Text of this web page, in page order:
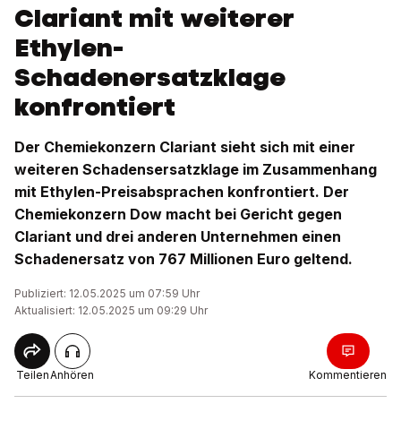
Clariant mit weiterer
Ethylen-
Schadenersatzklage
konfrontiert
Der Chemiekonzern Clariant sieht sich mit einer
weiteren Schadensersatzklage im Zusammenhang
mit Ethylen-Preisabsprachen konfrontiert. Der
Chemiekonzern Dow macht bei Gericht gegen
Clariant und drei anderen Unternehmen einen
Schadenersatz von 767 Millionen Euro geltend.
Publiziert: 12.05.2025 um 07:59 Uhr
Aktualisiert: 12.05.2025 um 09:29 Uhr
TeilenAnhören Kommentieren